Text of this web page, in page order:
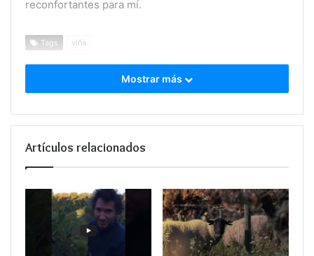
reconfortantes para mí.
Tags viña
Mostrar más
Artículos relacionados